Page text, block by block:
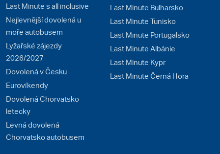
Last Minute s all inclusive
Nejlevnější dovolená u
moře autobusem
Lyžařské zájezdy
2026/2027
Dovolená v Česku
Eurovíkendy
Dovolená Chorvatsko
letecky
Levná dovolená
Chorvatsko autobusem
Last Minute Bulharsko
Last Minute Tunisko
Last Minute Portugalsko
Last Minute Albánie
Last Minute Kypr
Last Minute Černá Hora